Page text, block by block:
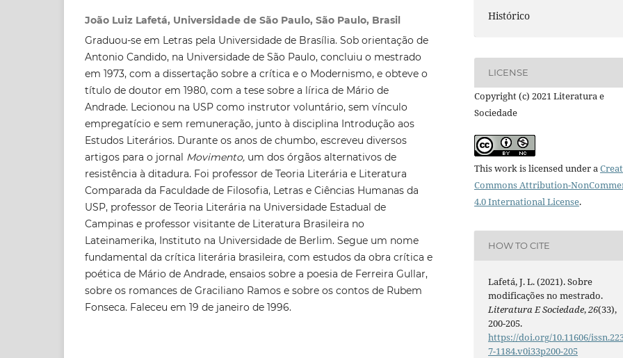
João Luiz Lafetá, Universidade de São Paulo, São Paulo, Brasil
Graduou-se em Letras pela Universidade de Brasília. Sob orientação de
Antonio Candido, na Universidade de São Paulo, concluiu o mestrado
em 1973, com a dissertação sobre a crítica e o Modernismo, e obteve o
título de doutor em 1980, com a tese sobre a lírica de Mário de
Andrade. Lecionou na USP como instrutor voluntário, sem vínculo
empregatício e sem remuneração, junto à disciplina Introdução aos
Estudos Literários. Durante os anos de chumbo, escreveu diversos
artigos para o jornal Movimento, um dos órgãos alternativos de
resistência à ditadura. Foi professor de Teoria Literária e Literatura
Comparada da Faculdade de Filosofia, Letras e Ciências Humanas da
USP, professor de Teoria Literária na Universidade Estadual de
Campinas e professor visitante de Literatura Brasileira no
Lateinamerika, Instituto na Universidade de Berlim. Segue um nome
fundamental da crítica literária brasileira, com estudos da obra crítica e
poética de Mário de Andrade, ensaios sobre a poesia de Ferreira Gullar,
sobre os romances de Graciliano Ramos e sobre os contos de Rubem
Fonseca. Faleceu em 19 de janeiro de 1996.
Histórico
LICENSE
Copyright (c) 2021 Literatura e
Sociedade
This work is licensed under a
Commons Attribution-
4.0 International License.
HOW TO CITE
Lafetá, J. L. (2021). Sobre
modificações no mestrado.
Literatura E Sociedade,26(33),
200-205.
https://doi.org/10.11606/
7-1184.v0i33p200-205